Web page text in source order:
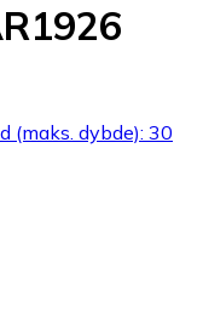
(maks. dybde): 30